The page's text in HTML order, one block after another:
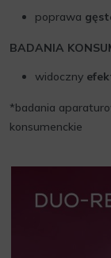
poprawa
BADANIA
widoczny
*badania
konsumenckie